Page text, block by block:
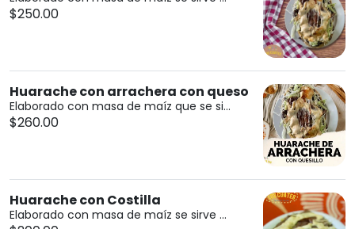
$250.00
Huarache con arrachera con queso
Elaborado con masa de maíz que se si...
$260.00
Huarache con Costilla
Elaborado con masa de maíz se sirve ...